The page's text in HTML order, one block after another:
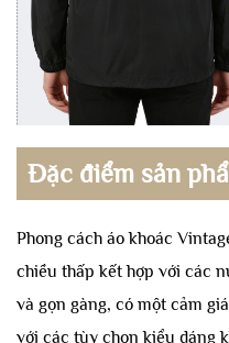
Đặc điểm sản
Phong cách áo khoác
chiều thấp kết hợp với các
và gọn gàng, có một cảm
với các tùy chọn kiểu dáng